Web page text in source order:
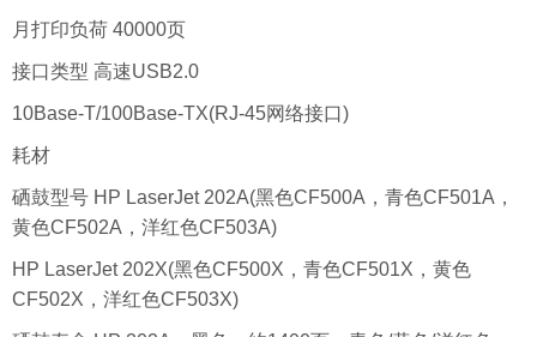
月打印负荷 40000页
接口类型 高速USB2.0
10Base-T/100Base-TX(RJ-45网络接口)
耗材
硒鼓型号 HP LaserJet 202A(黑色CF500A，青色CF501A，
黄色CF502A，洋红色CF503A)
HP LaserJet 202X(黑色CF500X，青色CF501X，黄色
CF502X，洋红色CF503X)